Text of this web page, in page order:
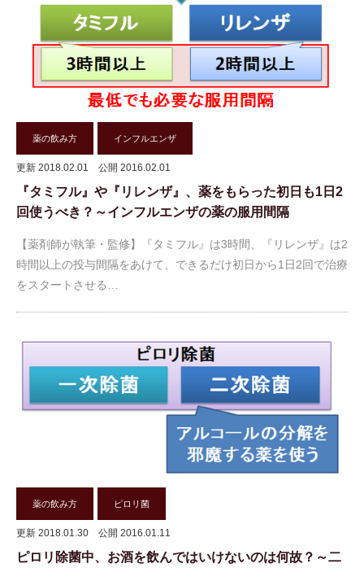
薬の飲み方 インフルエンザ
更新 2018.02.01 公開 2016.02.01
『タミフル』や『リレンザ』、薬をもらった初日も1日2
回使うべき？～インフルエンザの薬の服用間隔
【薬剤師が執筆・監修】『タミフル』は3時間、『リレンザ』は2
時間以上の投与間隔をあけて、できるだけ初日から1日2回で治療
をスタートさせる…
薬の飲み方 ピロリ菌
更新 2018.01.30 公開 2016.01.11
ピロリ除菌中、お酒を飲んではいけないのは何故？～二